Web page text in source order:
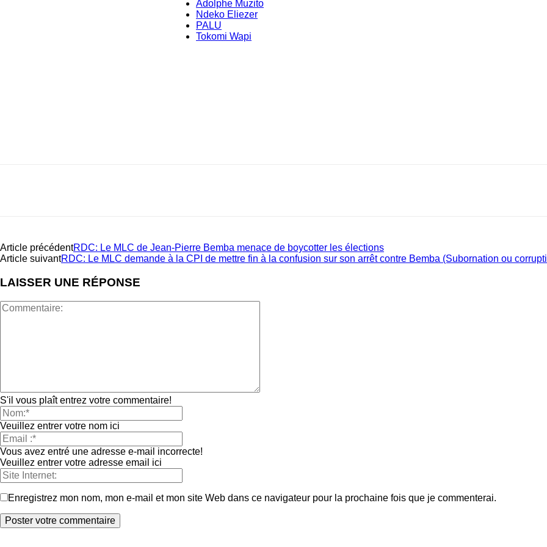
Adolphe Muzito
Ndeko Eliezer
PALU
Tokomi Wapi
Article précédentRDC: Le MLC de Jean-Pierre Bemba menace de boycotter les élections
Article suivantRDC: Le MLC demande à la CPI de mettre fin à la confusion sur son arrêt contre Bemba (Subornation ou
LAISSER UNE RÉPONSE
S'il vous plaît entrez votre commentaire!
Veuillez entrer votre nom ici
Vous avez entré une adresse e-mail incorrecte!
Veuillez entrer votre adresse email ici
Enregistrez mon nom, mon e-mail et mon site Web dans ce navigateur pour la prochaine fois que je commenterai.